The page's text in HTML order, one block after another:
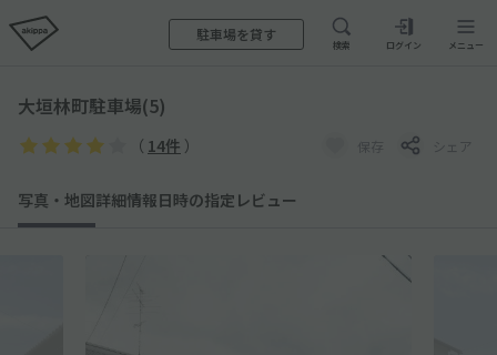
駐車場を貸す
検索 ログイン メニュー
大垣林町駐車場(5)
（ 14件 ） 保存 シェア
写真・地図詳細情報日時の指定 レビュー